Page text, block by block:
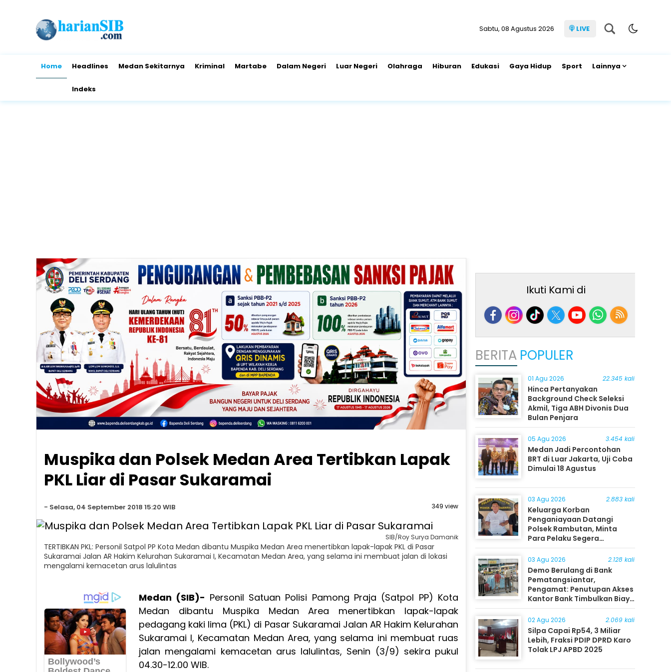
Sabtu, 08 Agustus 2026 LIVE
Home Headlines Medan Sekitarnya Kriminal Martabe Dalam Negeri Luar Negeri Olahraga Hiburan Edukasi Gaya Hidup Sport Lainnya
Indeks
Muspika dan Polsek Medan Area Tertibkan Lapak
PKL Liar di Pasar Sukaramai
- Selasa, 04 September 2018 15:20 WIB 349 view
SIB/Roy Surya Damanik
TERTIBKAN PKL: Personil Satpol PP Kota Medan dibantu Muspika Medan Area menertibkan lapak-lapak PKL di Pasar
Sukaramai Jalan AR Hakim Kelurahan Sukaramai I, Kecamatan Medan Area, yang selama ini membuat jalan di lokasi
mengalami kemacetan arus lalulintas
Medan (SIB)- Personil Satuan Polisi Pamong Praja (Satpol PP) Kota
Medan dibantu Muspika Medan Area menertibkan lapak-lapak
pedagang kaki lima (PKL) di Pasar Sukaramai Jalan AR Hakim Kelurahan
Sukaramai I, Kecamatan Medan Area, yang selama ini membuat ruas
jalan mengalami kemacetan arus lalulintas, Senin (3/9) sekira pukul
04.30-12.00 WIB.
Ikuti Kami di
BERITA POPULER
01 Agu 2026 22.345 kali
Hinca Pertanyakan
Background Check Seleksi
Akmil, Tiga ABH Divonis Dua
Bulan Penjara
05 Agu 2026 3.454 kali
Medan Jadi Percontohan
BRT di Luar Jakarta, Uji Coba
Dimulai 18 Agustus
03 Agu 2026 2.883 kali
Keluarga Korban
Penganiayaan Datangi
Polsek Rambutan, Minta
Para Pelaku Segera
Ditangkap
03 Agu 2026 2.128 kali
Demo Berulang di Bank
Pematangsiantar,
Pengamat: Penutupan Akses
Kantor Bank Timbulkan Biaya
Ekonomi bagi Masyarakat
02 Agu 2026 2.069 kali
Silpa Capai Rp54, 3 Miliar
Lebih, Fraksi PDIP DPRD Karo
Tolak LPJ APBD 2025